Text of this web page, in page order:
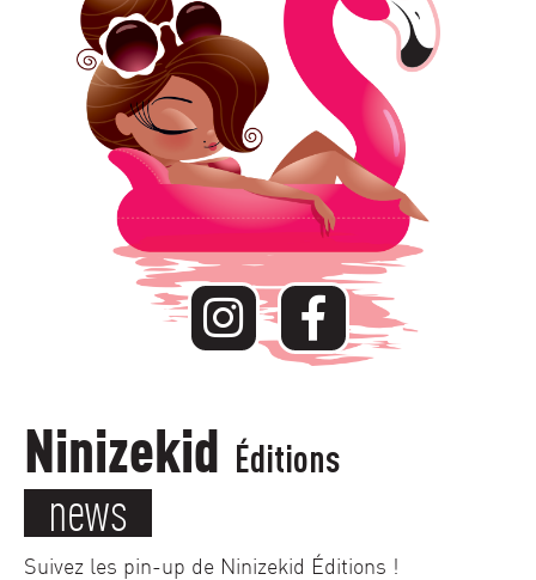
Ninizekid Éditions
news
Suivez les pin-up de Ninizekid Éditions !